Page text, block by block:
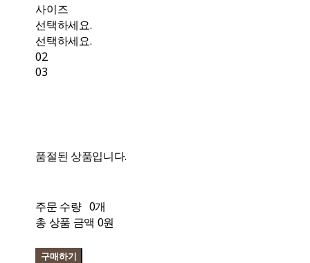
사이즈
선택하세요.
선택하세요.
02
03
품절된 상품입니다.
주문 수량 0개
총 상품 금액 0원
구매하기